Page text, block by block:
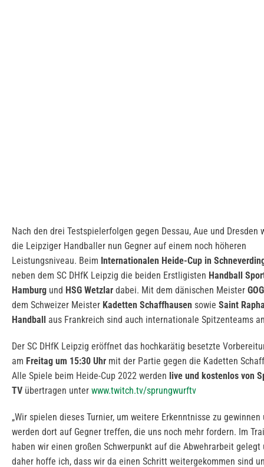
Nach den drei Testspielerfolgen gegen Dessau, Aue und Dresden
die Leipziger Handballer nun Gegner auf einem noch höheren
Leistungsniveau. Beim Internationalen Heide-Cup in
neben dem SC DHfK Leipzig die beiden Erstligisten Handball
Hamburg und HSG Wetzlar dabei. Mit dem dänischen Meister
dem Schweizer Meister Kadetten Schaffhausen sowie Saint
Handball
aus Frankreich sind auch internationale Spitzenteams
Der SC DHfK Leipzig eröffnet das hochkarätig besetzte
am Freitag um 15:30 Uhr mit der Partie gegen die Kadetten
Alle Spiele beim Heide-Cup 2022 werden live und kostenlos von
TV übertragen unter www.twitch.tv/sprungwurftv
„Wir spielen dieses Turnier, um weitere Erkenntnisse zu gewinnen
werden dort auf Gegner treffen, die uns noch mehr fordern. Im
haben wir einen großen Schwerpunkt auf die Abwehrarbeit gelegt
daher hoffe ich, dass wir da einen Schritt weitergekommen sind